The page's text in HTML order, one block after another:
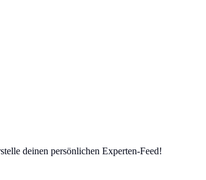
deinen persönlichen Experten-Feed!